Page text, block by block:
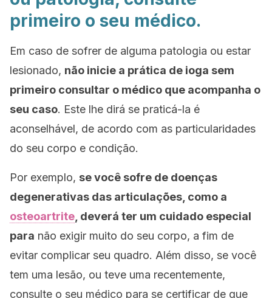
primeiro o seu médico.
Em caso de sofrer de alguma patologia ou estar
lesionado, não inicie a prática de ioga sem
primeiro consultar o médico que acompanha o
seu caso. Este lhe dirá se praticá-la é
aconselhável, de acordo com as particularidades
do seu corpo e condição.
Por exemplo, se você sofre de doenças
degenerativas das articulações, como a
osteoartrite , deverá ter um cuidado especial
para não exigir muito do seu corpo, a fim de
evitar complicar seu quadro. Além disso, se você
tem uma lesão, ou teve uma recentemente,
consulte o seu médico para se certificar de que